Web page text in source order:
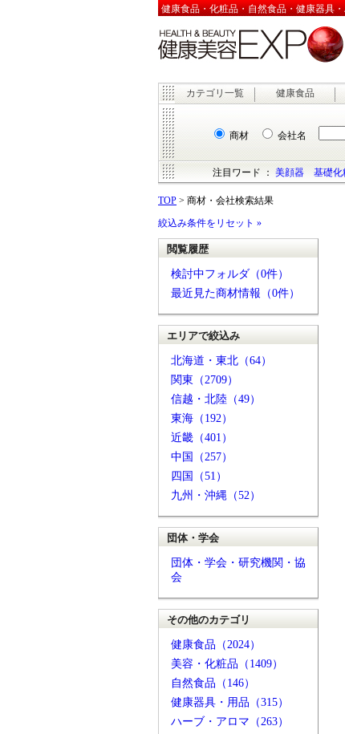
健康食品・化粧品・自然食品・健康器具
カテゴリ一覧 健康食品
商材 会社名
注目ワード ：美顔器 基礎化
TOP > 商材・会社検索結果
絞込み条件をリセット »
閲覧履歴
検討中フォルダ（0件）
最近見た商材情報（0件）
エリアで絞込み
北海道・東北（64）
関東（2709）
信越・北陸（49）
東海（192）
近畿（401）
中国（257）
四国（51）
九州・沖縄（52）
団体・学会
団体・学会・研究機関・協
会
その他のカテゴリ
健康食品（2024）
美容・化粧品（1409）
自然食品（146）
健康器具・用品（315）
ハーブ・アロマ（263）